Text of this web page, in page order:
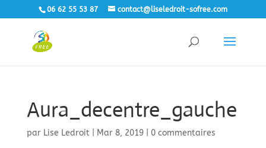
06 62 55 53 87 contact@liseledroit-sofree.com
Aura_decentre_gauche
par Lise Ledroit| Mar 8, 2019| 0 commentaires